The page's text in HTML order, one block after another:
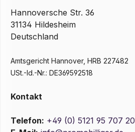
Hannoversche Str. 36
31134 Hildesheim
Deutschland
Amtsgericht Hannover, HRB 227482
USt.-Id.-Nr.: DE369592518
Kontakt
Telefon: +49 (0) 5121 95 707 20